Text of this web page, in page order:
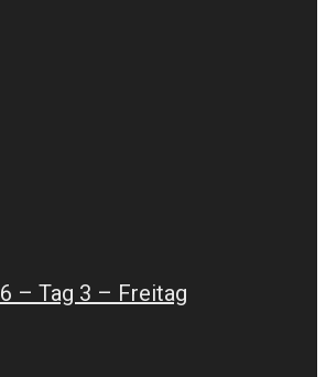
– Tag 3 – Freitag